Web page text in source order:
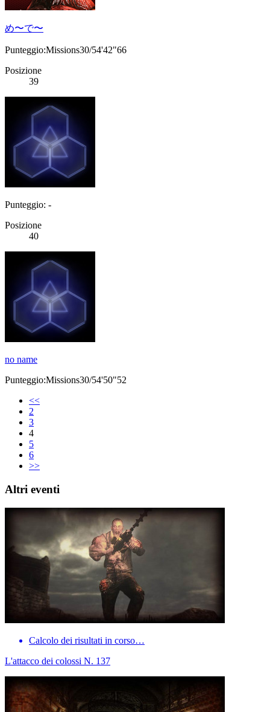
め〜で〜
Punteggio:Missions30/54'42"66
Posizione
39
Punteggio: -
Posizione
40
no name
Punteggio:Missions30/54'50"52
<<
2
3
4
5
6
>>
Altri eventi
Calcolo dei risultati in corso…
L'attacco dei colossi N. 137